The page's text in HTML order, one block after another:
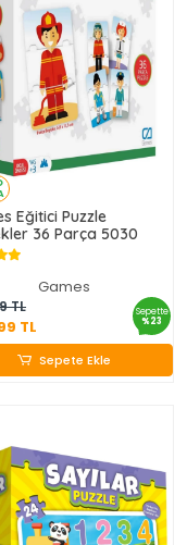
Eğitici Puzzle
36 Parça 5030
Games
TL
TL
Sepette
%23
494.99 TL
Sepete Ekle
Sepete Ekle